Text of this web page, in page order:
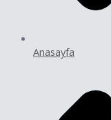
Anasayfa